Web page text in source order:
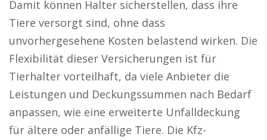
Damit können Halter sicherstellen, dass ihre
Tiere versorgt sind, ohne dass
unvorhergesehene Kosten belastend wirken. Die
Flexibilität dieser Versicherungen ist für
Tierhalter vorteilhaft, da viele Anbieter die
Leistungen und Deckungssummen nach Bedarf
anpassen, wie eine erweiterte Unfalldeckung
für ältere oder anfällige Tiere. Die Kfz-